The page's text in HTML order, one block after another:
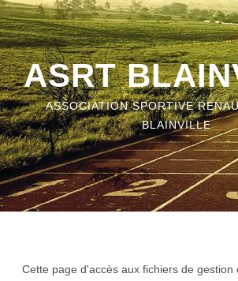
ASRT
ASSOCIATION SPORTIVE
BLAINVILLE
Cette page d'accès aux fichiers de gestion